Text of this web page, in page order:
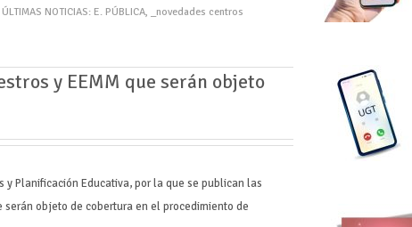
ÚLTIMAS NOTICIAS: E. PÚBLICA, _novedades centros
y EEMM que serán objeto
y Planificación Educativa, por la que se publican las
objeto de cobertura en el procedimiento de